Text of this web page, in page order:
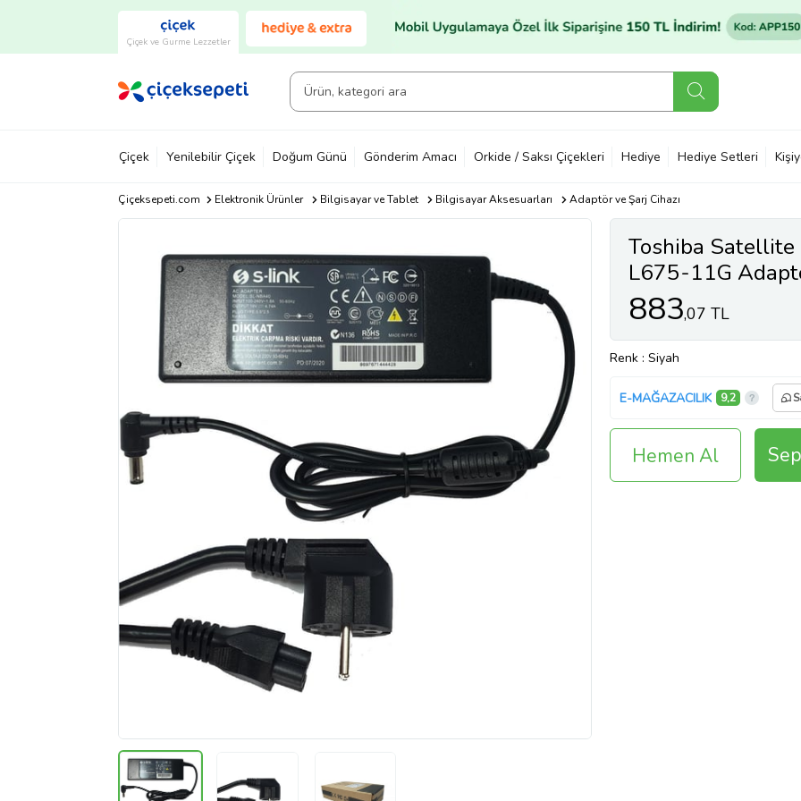
Çiçek ve Gurme Lezzetler
Çiçek Yenilebilir Çiçek Doğum Günü Gönderim Amacı Orkide / Saksı Çiçekleri Hediye Hediye Setleri
Çiçeksepeti.com Elektronik Ürünler Bilgisayar ve Tablet Bilgisayar Aksesuarları Adaptör ve Şarj Cihazı
Toshiba
L675-11G
883,07 TL
Renk : Siyah
E-MAĞAZACILIK 9,2
Hemen Al